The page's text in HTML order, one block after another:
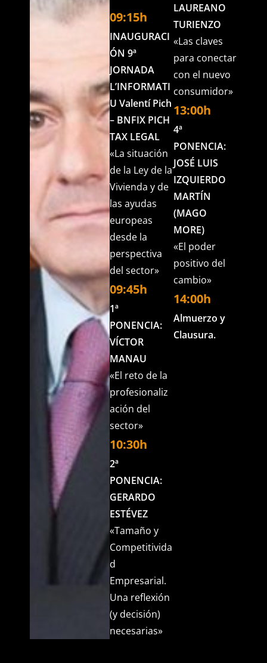
09:15h
INAUGURACI
ÓN 9ª
JORNADA
L’INFORMATI
U Valentí Pich
– BNFIX PICH
TAX LEGAL
«La situación
de la Ley de la
Vivienda y de
las ayudas
europeas
desde la
perspectiva
del sector»
09:45h
1ª
PONENCIA:
VÍCTOR
MANAU
«El reto de la
profesionaliz
ación del
sector»
10:30h
2ª
PONENCIA:
GERARDO
ESTÉVEZ
«Tamaño y
Competitivida
d
Empresarial.
Una reflexión
(y decisión)
necesarias»
LAUREANO
TURIENZO
«Las claves
para conectar
con el nuevo
consumidor»
13:00h
4ª
PONENCIA:
JOSÉ LUIS
IZQUIERDO
MARTÍN
(MAGO
MORE)
«El poder
positivo del
cambio»
14:00h
Almuerzo y
Clausura.